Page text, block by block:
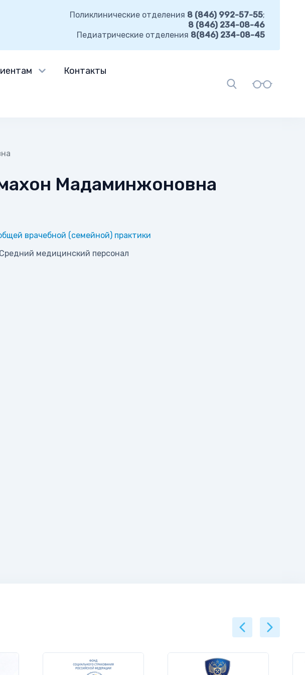
Поликлинические отделения 8 (846) 992-57-55;
8 (846) 234-08-46
Педиатрические отделения 8(846) 234-08-45
Контакты
Мадаминжоновна
врачебной (семейной) практики
медицинский персонал